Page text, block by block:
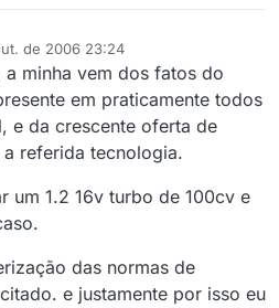
de 2006 23:24
minha vem dos fatos do
em praticamente todos
e da crescente oferta de
referida tecnologia.
um 1.2 16v turbo de 100cv e
das normas de
e justamente por isso eu